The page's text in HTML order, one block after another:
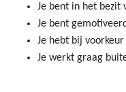
Je bent in het bezit
Je bent
Je hebt bij
Je werkt graag